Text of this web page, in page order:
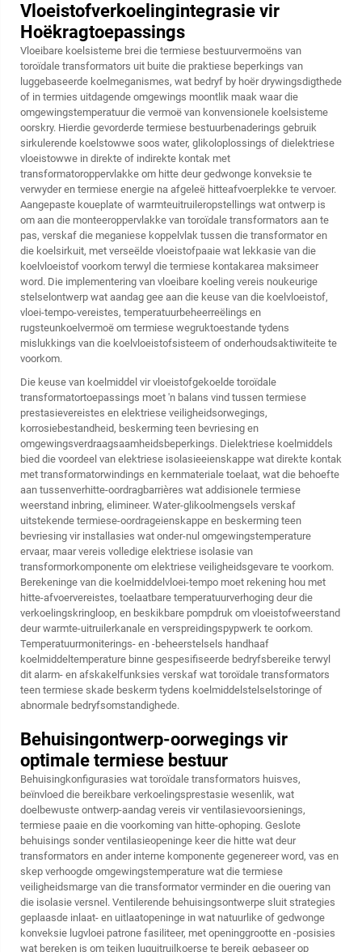
Vloeistofverkoelingintegrasie vir
Hoëkragtoepassings
Vloeibare koelsisteme brei die termiese bestuurvermoëns van
toroïdale transformators uit buite die praktiese beperkings van
luggebaseerde koelmeganismes, wat bedryf by hoër drywingsdigthede
of in termies uitdagende omgewings moontlik maak waar die
omgewingstemperatuur die vermoë van konvensionele koelsisteme
oorskry. Hierdie gevorderde termiese bestuurbenaderings gebruik
sirkulerende koelstowwe soos water, glikoloplossings of dielektriese
vloeistowwe in direkte of indirekte kontak met
transformatoroppervlakke om hitte deur gedwonge konveksie te
verwyder en termiese energie na afgeleë hitteafvoerplekke te vervoer.
Aangepaste koueplate of warmteuitruileropstellings wat ontwerp is
om aan die monteeroppervlakke van toroïdale transformators aan te
pas, verskaf die meganiese koppelvlak tussen die transformator en
die koelsirkuit, met verseëlde vloeistofpaaie wat lekkasie van die
koelvloeistof voorkom terwyl die termiese kontakarea maksimeer
word. Die implementering van vloeibare koeling vereis noukeurige
stelselontwerp wat aandag gee aan die keuse van die koelvloeistof,
vloei-tempo-vereistes, temperatuurbeheerreëlings en
rugsteunkoelvermoë om termiese wegruktoestande tydens
mislukkings van die koelvloeistofsisteem of onderhoudsaktiwiteite te
voorkom.
Die keuse van koelmiddel vir vloeistofgekoelde toroïdale
transformatortoepassings moet 'n balans vind tussen termiese
prestasievereistes en elektriese veiligheidsorwegings,
korrosiebestandheid, beskerming teen bevriesing en
omgewingsverdraagsaamheidsbeperkings. Dielektriese koelmiddels
bied die voordeel van elektriese isolasieeienskappe wat direkte kontak
met transformatorwindings en kernmateriale toelaat, wat die behoefte
aan tussenverhitte-oordragbarrières wat addisionele termiese
weerstand inbring, elimineer. Water-glikoolmengsels verskaf
uitstekende termiese-oordrageienskappe en beskerming teen
bevriesing vir installasies wat onder-nul omgewingstemperature
ervaar, maar vereis volledige elektriese isolasie van
transformorkomponente om elektriese veiligheidsgevare te voorkom.
Berekeninge van die koelmiddelvloei-tempo moet rekening hou met
hitte-afvoervereistes, toelaatbare temperatuurverhoging deur die
verkoelingskringloop, en beskikbare pompdruk om vloeistofweerstand
deur warmte-uitruilerkanale en verspreidingspypwerk te oorkom.
Temperatuurmoniterings- en -beheerstelsels handhaaf
koelmiddeltemperature binne gespesifiseerde bedryfsbereike terwyl
dit alarm- en afskakelfunksies verskaf wat toroïdale transformators
teen termiese skade beskerm tydens koelmiddelstelselstoringe of
abnormale bedryfsomstandighede.
Behuisingontwerp-oorwegings vir
optimale termiese bestuur
Behuisingkonfigurasies wat toroïdale transformators huisves,
beïnvloed die bereikbare verkoelingsprestasie wesenlik, wat
doelbewuste ontwerp-aandag vereis vir ventilasievoorsienings,
termiese paaie en die voorkoming van hitte-ophoping. Geslote
behuisings sonder ventilasieopeninge keer die hitte wat deur
transformators en ander interne komponente gegenereer word, vas en
skep verhoogde omgewingstemperature wat die termiese
veiligheidsmarge van die transformator verminder en die ouering van
die isolasie versnel. Ventilerende behuisingsontwerpe sluit strategies
geplaasde inlaat- en uitlaatopeninge in wat natuurlike of gedwonge
konveksie lugvloei patrone fasiliteer, met openinggrootte en -posisies
wat bereken is om teiken luguitruilkoerse te bereik gebaseer op